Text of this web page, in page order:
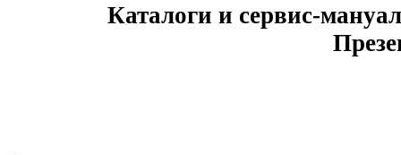
Каталоги и сервис-